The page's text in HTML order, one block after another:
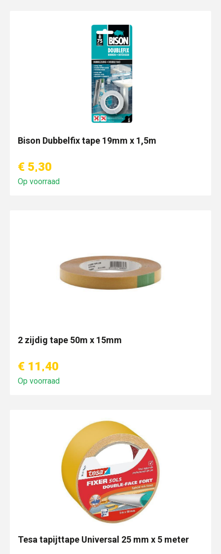
Bison Dubbelfix tape 19mm x 1,5m
€ 5,30
Op voorraad
2 zijdig tape 50m x 15mm
€ 11,40
Op voorraad
Tesa tapijttape Universal 25 mm x 5 meter